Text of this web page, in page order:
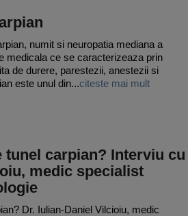
numit si neuropatia mediana a
medicala ce se caracterizeaza prin
de durere, parestezii, anestezii si
este unul din...citeste mai mult
tunel carpian? Interviu cu
medic specialist
Dr. Iulian-Daniel Vilcioiu, medic